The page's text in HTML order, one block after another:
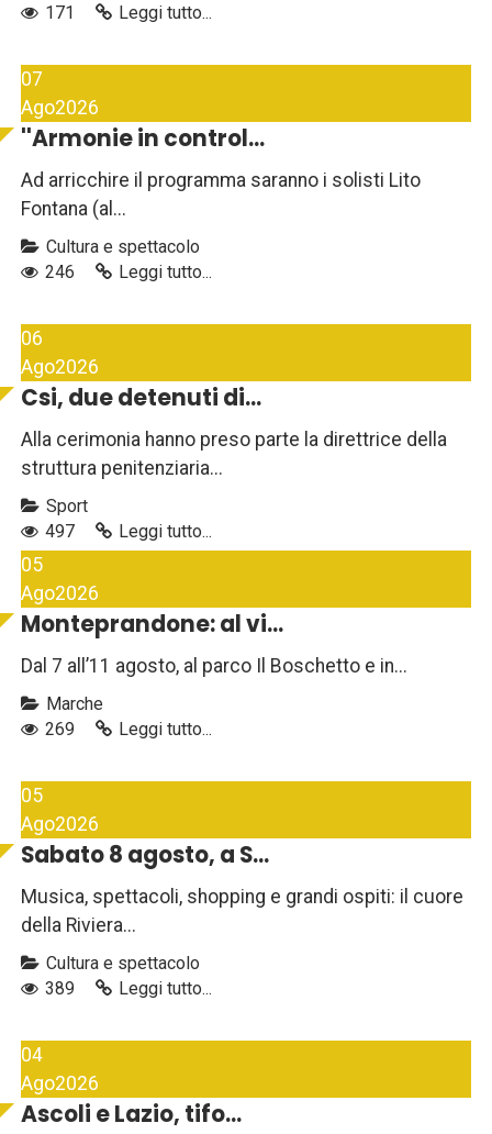
171
Leggi tutto...
07
Ago2026
''Armonie in control...
Ad arricchire il programma saranno i solisti Lito
Fontana (al...
Cultura e spettacolo
246
Leggi tutto...
06
Ago2026
Csi, due detenuti di...
Alla cerimonia hanno preso parte la direttrice della
struttura penitenziaria...
Sport
497
Leggi tutto...
05
Ago2026
Monteprandone: al vi...
Dal 7 all’11 agosto, al parco Il Boschetto e in...
Marche
269
Leggi tutto...
05
Ago2026
Sabato 8 agosto, a S...
Musica, spettacoli, shopping e grandi ospiti: il cuore
della Riviera...
Cultura e spettacolo
389
Leggi tutto...
04
Ago2026
Ascoli e Lazio, tifo...